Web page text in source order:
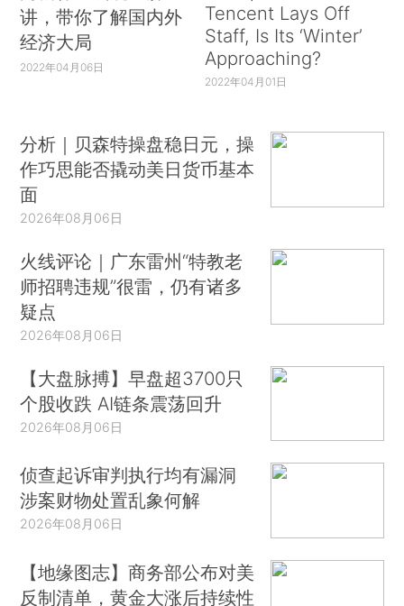
讲，带你了解国内外
经济大局
2022年04月06日
Tencent Lays Off
Staff, Is Its ‘Winter’
Approaching?
2022年04月01日
分析｜贝森特操盘稳日元，操
作巧思能否撬动美日货币基本
面
2026年08月06日
火线评论｜广东雷州“特教老
师招聘违规”很雷，仍有诸多
疑点
2026年08月06日
【大盘脉搏】早盘超3700只
个股收跌 AI链条震荡回升
2026年08月06日
侦查起诉审判执行均有漏洞
涉案财物处置乱象何解
2026年08月06日
【地缘图志】商务部公布对美
反制清单，黄金大涨后持续性